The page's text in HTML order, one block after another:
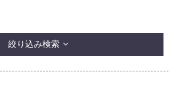
絞り込み検索